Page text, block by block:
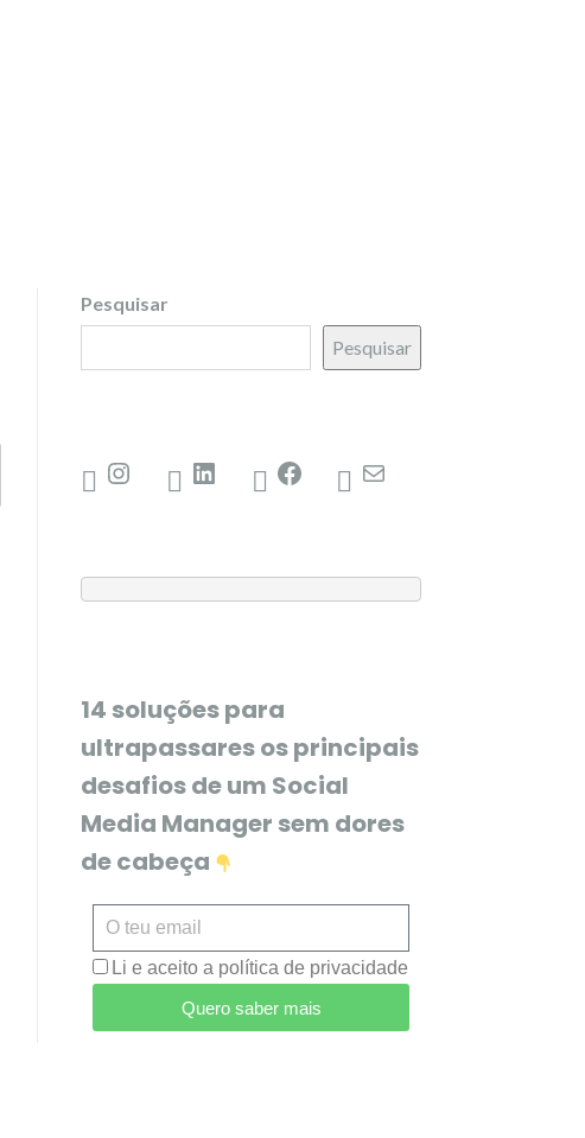
Pesquisar
Pesquisar
14 soluções para
ultrapassares os principais
desafios de um Social
Media Manager sem dores
de cabeça
Li e aceito a política de privacidade
Quero saber mais